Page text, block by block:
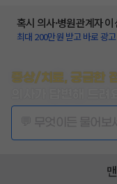
혹시 의사·병원관계자
최대 200만원 받고 바로 광
증상/치료, 궁금한